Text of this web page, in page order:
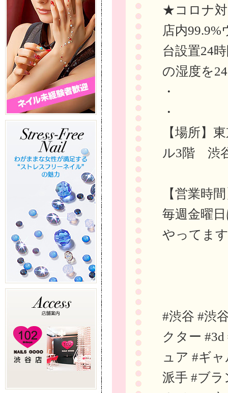
★コロナ
店内
台設置24
の湿度を
・
・
【場所】
ル3階 渋
【営業時
毎週金曜
やってま
#渋谷 #渋
クター
ュア #ギ
派手 #ブラ